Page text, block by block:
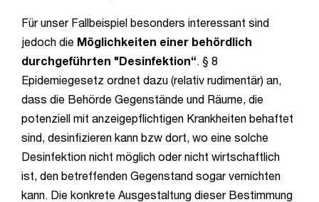
Für unser Fallbeispiel besonders interessant sind
jedoch die Möglichkeiten einer behördlich
durchgeführten "Desinfektion“ . § 8
Epidemiegesetz ordnet dazu (relativ rudimentär) an,
dass die Behörde Gegenstände und Räume, die
potenziell mit anzeigepflichtigen Krankheiten behaftet
sind, desinfizieren kann bzw dort, wo eine solche
Desinfektion nicht möglich oder nicht wirtschaftlich
ist, den betreffenden Gegenstand sogar vernichten
kann. Die konkrete Ausgestaltung dieser Bestimmung